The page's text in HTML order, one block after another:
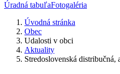
Úradná tabuľaFotogaléria
Úvodná stránka
Obec
Udalosti v obci
Aktuality
Stredoslovenská distribučná,